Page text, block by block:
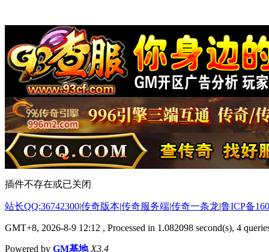
插件不存在或已关闭
站长QQ:36742300|传奇版本|传奇服务端|传奇一条龙|鲁ICP备
GMT+8, 2026-8-9 12:12 , Processed in 1.082098 second(s), 4
Powered by GM基地 X3.4